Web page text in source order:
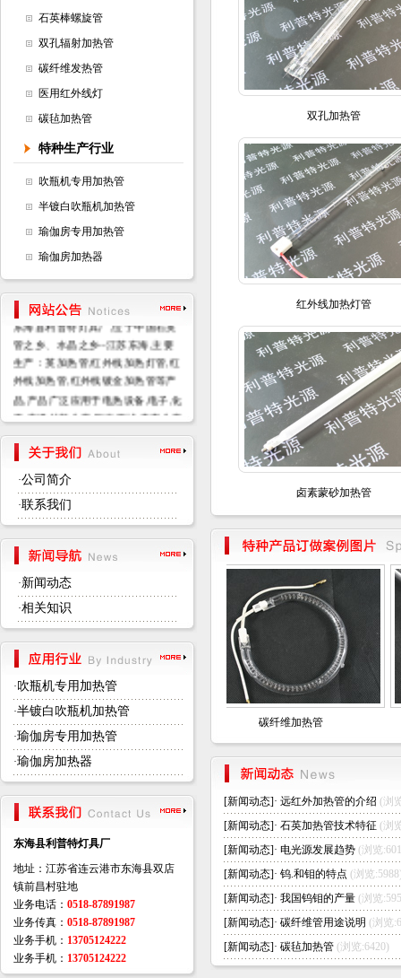
石英棒螺旋管
双孔辐射加热管
碳纤维发热管
医用红外线灯
碳毡加热管
特种生产行业
吹瓶机专用加热管
半镀白吹瓶机加热管
瑜伽房专用加热管
瑜伽房加热器
东海县利普特灯具厂,位于中国石英
管之乡、水晶之乡--江苏东海,主要
生产：英加热管,红外线加热灯管,红
外线加热管,红外线镀金加热管等产
品,产品广泛应用于电热设备,电子,化
工,高温材料生产,医疗器械,真空生产
·公司简介
·联系我们
·新闻动态
·相关知识
·吹瓶机专用加热管
·半镀白吹瓶机加热管
·瑜伽房专用加热管
·瑜伽房加热器
东海县利普特灯具厂
地址：江苏省连云港市东海县双店
镇前昌村驻地
业务电话： 0518-87891987
业务传真： 0518-87891987
业务手机： 13705124222
业务手机： 13705124222
双孔加热管
红外线加热灯管
卤素蒙砂加热管
镀金加热管 碳纤维加热管
[新闻动态]· 远红外加热管的介绍 (浏
[新闻动态]· 石英加热管技术特征 (浏
[新闻动态]· 电光源发展趋势 (浏览
[新闻动态]· 钨.和钼的特点 (浏览
[新闻动态]· 我国钨钼的产量 (浏览
[新闻动态]· 碳纤维管用途说明 (浏览
[新闻动态]· 碳毡加热管 (浏览:6420)